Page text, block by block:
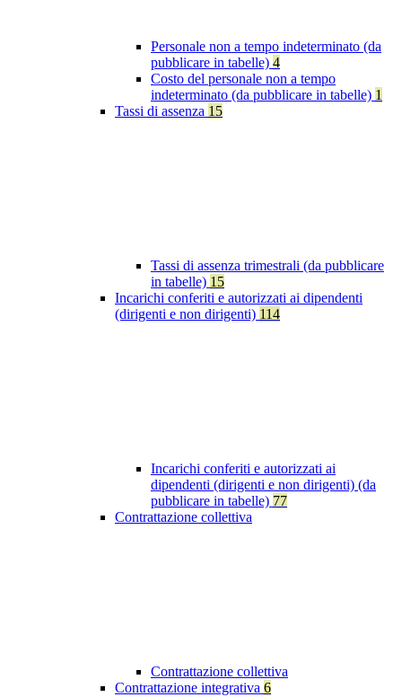
Personale non a tempo indeterminato (da
pubblicare in tabelle) 4
Costo del personale non a tempo
indeterminato (da pubblicare in tabelle) 1
Tassi di assenza 15
Tassi di assenza trimestrali (da pubblicare
in tabelle) 15
Incarichi conferiti e autorizzati ai dipendenti
(dirigenti e non dirigenti) 114
Incarichi conferiti e autorizzati ai
dipendenti (dirigenti e non dirigenti) (da
pubblicare in tabelle) 77
Contrattazione collettiva
Contrattazione collettiva
Contrattazione integrativa 6